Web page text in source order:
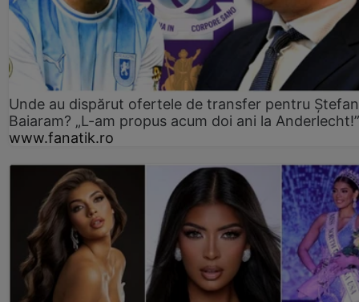
Unde au dispărut ofertele de transfer pentru Ștefan
Baiaram? „L-am propus acum doi ani la Anderlecht!”
www.fanatik.ro